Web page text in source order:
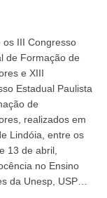
os III Congresso
de Formação de
e XIII
Estadual Paulista
de
realizados em
Lindóia, entre os
13 de abril,
no Ensino
da Unesp, USP…